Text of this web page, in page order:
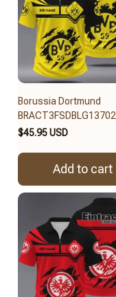
Borussia Dortmund
BRACT3FSDBLG13702
$45.95 USD
Add to cart